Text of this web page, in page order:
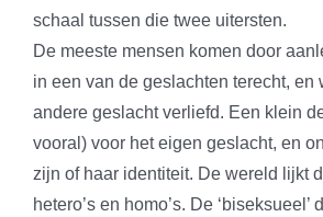
schaal tussen die twee uitersten.
De meeste mensen komen door
in een van de geslachten terecht, en
andere geslacht verliefd. Een klein
vooral) voor het eigen geslacht, en
zijn of haar identiteit. De wereld lijkt
hetero’s en homo’s. De